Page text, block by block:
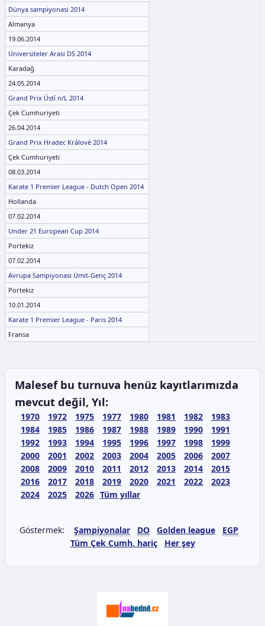
Dünya sampiyonasi 2014
Almanya
19.06.2014
Üniversiteler Arasi DS 2014
Karadağ
24.05.2014
Grand Prix Ústí n/L 2014
Çek Cumhuriyeti
26.04.2014
Grand Prix Hradec Králové 2014
Çek Cumhuriyeti
08.03.2014
Karate 1 Premier League - Dutch Open 2014
Hollanda
07.02.2014
Under 21 European Cup 2014
Portekiz
07.02.2014
Avrupa Sampiyonasi Ümit-Genç 2014
Portekiz
10.01.2014
Karate 1 Premier League - Paris 2014
Fransa
Malesef bu turnuva henüz kayıtlarımızda
mevcut değil, Yıl:
1970 1972 1975 1977 1980 1981 1982
1983
1984
1985 1986 1987 1988 1989 1990
1991
1992
1993 1994 1995 1996 1997 1998
1999
2000
2001 2002 2003 2004 2005 2006
2007
2008
2009 2010 2011 2012 2013 2014
2015
2016
2017 2018 2019 2020 2021 2022
2023
2024
2025 2026 Tüm yıllar
Göstermek: Şampiyonalar DO Golden league
EGP
Tüm Çek Cumh. hariç
Her şey